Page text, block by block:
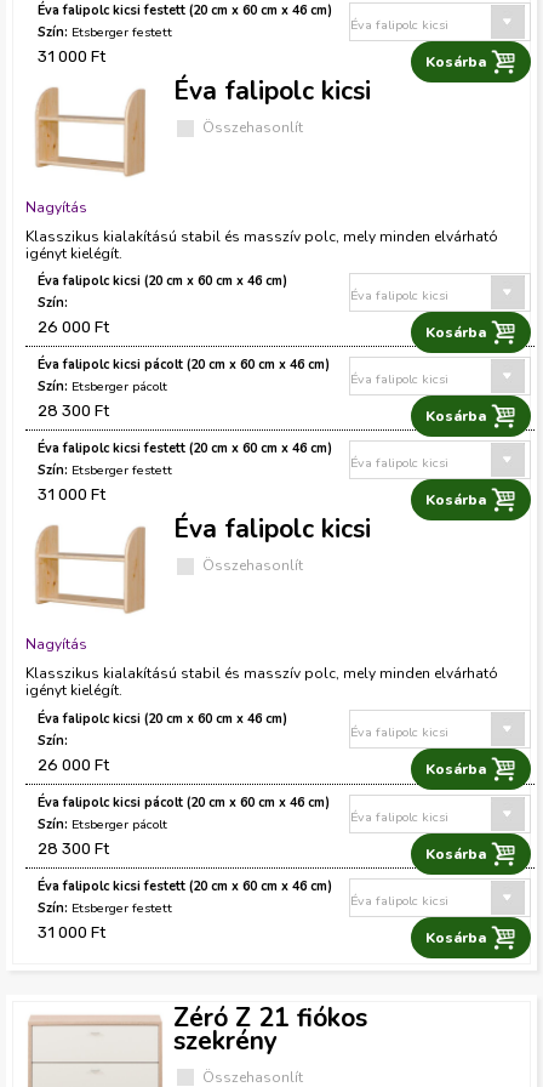
Éva falipolc kicsi festett (20 cm x 60 cm x 46 cm)
Etsberger festett
31 000 Ft
Nagyítás
Éva falipolc kicsi
Összehasonlít
Klasszikus kialakítású stabil és masszív polc, mely minden elvárható
igényt kielégít.
Éva falipolc kicsi (20 cm x 60 cm x 46 cm)
26 000 Ft
Éva falipolc kicsi pácolt (20 cm x 60 cm x 46 cm)
Etsberger pácolt
28 300 Ft
Éva falipolc kicsi festett (20 cm x 60 cm x 46 cm)
Etsberger festett
31 000 Ft
Nagyítás
Éva falipolc kicsi
Összehasonlít
Klasszikus kialakítású stabil és masszív polc, mely minden elvárható
igényt kielégít.
Éva falipolc kicsi (20 cm x 60 cm x 46 cm)
26 000 Ft
Éva falipolc kicsi pácolt (20 cm x 60 cm x 46 cm)
Etsberger pácolt
28 300 Ft
Éva falipolc kicsi festett (20 cm x 60 cm x 46 cm)
Etsberger festett
31 000 Ft
Zéró Z 21 fiókos
szekrény
Összehasonlít